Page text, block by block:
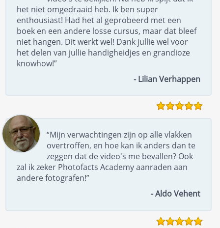
het niet omgedraaid heb. Ik ben super
enthousiast! Had het al geprobeerd met een
boek en een andere losse cursus, maar dat bleef
niet hangen. Dit werkt wel! Dank jullie wel voor
het delen van jullie handigheidjes en grandioze
knowhow!”
- Lilian Verhappen
“Mijn verwachtingen zijn op alle vlakken
overtroffen, en hoe kan ik anders dan te
zeggen dat de video's me bevallen? Ook
zal ik zeker Photofacts Academy aanraden aan
andere fotografen!”
- Aldo Vehent